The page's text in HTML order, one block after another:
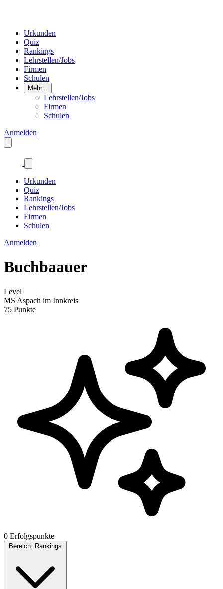
Urkunden
Quiz
Rankings
Lehrstellen/Jobs
Firmen
Schulen
Mehr...
Lehrstellen/Jobs
Firmen
Schulen
Anmelden
Urkunden
Quiz
Rankings
Lehrstellen/Jobs
Firmen
Schulen
Anmelden
Buchbaauer
Level
MS Aspach im Innkreis
75 Punkte
0 Erfolgspunkte
Bereich: Rankings